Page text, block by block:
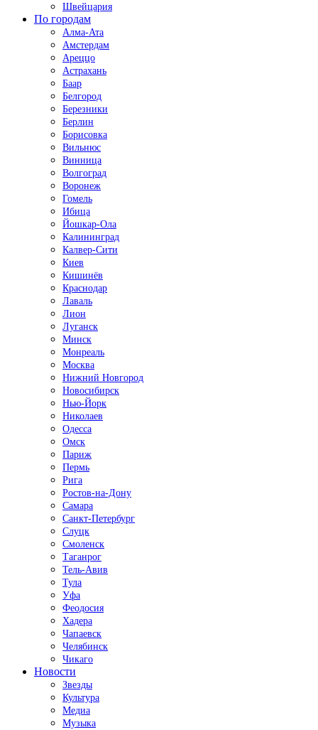
Швейцария
По городам
Алма-Ата
Амстердам
Ареццо
Астрахань
Баар
Белгород
Березники
Берлин
Борисовка
Вильнюс
Винница
Волгоград
Воронеж
Гомель
Ибица
Йошкар-Ола
Калининград
Калвер-Сити
Киев
Кишинёв
Краснодар
Лаваль
Лион
Луганск
Минск
Монреаль
Москва
Нижний Новгород
Новосибирск
Нью-Йорк
Николаев
Одесса
Омск
Париж
Пермь
Рига
Ростов-на-Дону
Самара
Санкт-Петербург
Слуцк
Смоленск
Таганрог
Тель-Авив
Тула
Уфа
Феодосия
Хадера
Чапаевск
Челябинск
Чикаго
Новости
Звезды
Культура
Медиа
Музыка